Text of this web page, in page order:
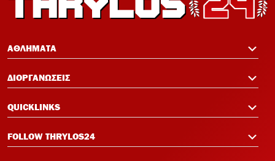
Μεντιλίμπαρ
12:33
ανάγκες
ΑΘΛΗΜΑΤΑ
ΔΙΟΡΓΑΝΩΣΕΙΣ
QUICKLINKS
FOLLOW THRYLOS24